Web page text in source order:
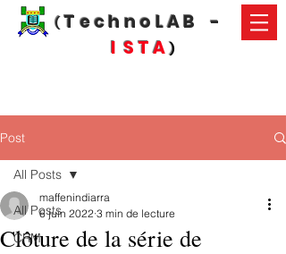
( T e c h n o L A B -
I S T A )
Post
All Posts
CRM
All Posts
Clôture de la série de
maffenindiarra
6 juin 2022 3 min de lecture